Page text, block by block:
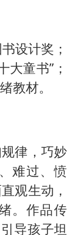
设计奖；
大童书”；
教材。
律，巧妙
难过、愤
观生动，
。作品传
导孩子坦